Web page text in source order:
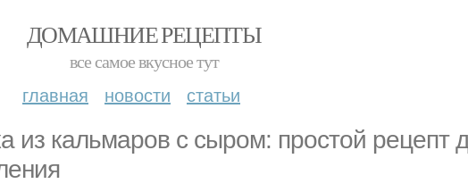
ДОМАШНИЕ РЕЦЕПТЫ
все самое вкусное тут
главная новости статьи
из кальмаров с сыром: простой рецепт